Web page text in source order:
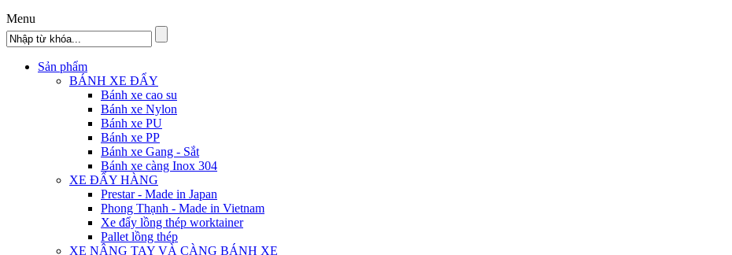
Menu
Sản phẩm
BÁNH XE ĐẨY
Bánh xe cao su
Bánh xe Nylon
Bánh xe PU
Bánh xe PP
Bánh xe Gang - Sắt
Bánh xe càng Inox 304
XE ĐẨY HÀNG
Prestar - Made in Japan
Phong Thạnh - Made in Vietnam
Xe đẩy lồng thép worktainer
Pallet lồng thép
XE NÂNG TAY VÀ CÀNG BÁNH XE